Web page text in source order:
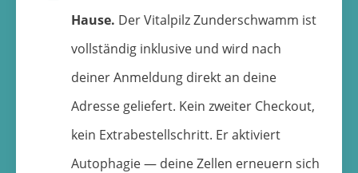
Hause. Der Vitalpilz Zunderschwamm ist
vollständig inklusive und wird nach
deiner Anmeldung direkt an deine
Adresse geliefert. Kein zweiter Checkout,
kein Extrabestellschritt. Er aktiviert
Autophagie — deine Zellen erneuern sich